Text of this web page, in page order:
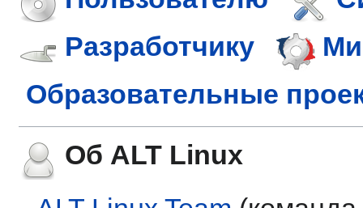
Разработчику
Образовательные
Об ALT Linux